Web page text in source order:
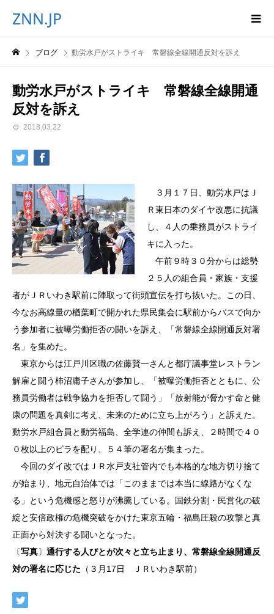
ZNN.JP
ブログ 動労水戸がストライキ 常磐線全線開通反対を訴え
動労水戸がストライキ 常磐線全線開通
反対を訴え
2018.03.22
３月１７日、動労水戸はＪ
Ｒ東日本のダイヤ改悪に抗議
し、４人の乗務員がストライ
キに入った。
午前９時３０分からは総勢
２５人の組合員・家族・支援
者がＪＲいわき駅前に陣取って街頭宣伝を打ち抜いた。この日、
今なお高線量の楢葉町で開かれた県民集会に駅前からバスで向か
う参加者に被曝労働拒否の闘いを訴え、「常磐線全線開通反対署
名」を集めた。
東京からは江戸川区職の佐藤賢一さんと都庁議事堂レストラン
解雇と闘う柿沼庸子さんが参加し、「被曝労働拒否とともに、公
務員労働者は戦争協力を拒否して闘う」「放射能が脅かす命と健
康の問題を真剣に考え、未来のために立ち上がろう」と訴えた。
動労水戸組合員と動労福島、全学連の仲間も訴え、２時間で４０
０枚以上のビラを配り、５４筆の署名が集まった。
今回のダイ改ではＪＲ水戸支社管内でも本格的な地方切り捨て
が始まり、地元自治体では「このままでは本当に線路がなくな
る」という危機感と怒りが沸騰している。国鉄分割・民営化の破
綻と安倍政権の危機突破をかけた東京五輪・福島圧殺の攻撃と真
正面から対決する闘いとなった。
〔写真〕 通行する人びとが次々と立ち止まり、常磐線全線開通反
対の署名に応じた （３月17日 ＪＲいわき駅前）